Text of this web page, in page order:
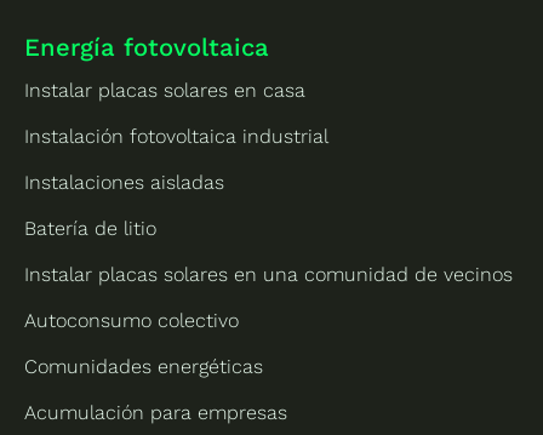
Energía fotovoltaica
Instalar placas solares en casa
Instalación fotovoltaica industrial
Instalaciones aisladas
Batería de litio
Instalar placas solares en una comunidad de vecinos
Autoconsumo colectivo
Comunidades energéticas
Acumulación para empresas